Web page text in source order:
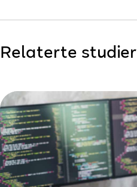
Relaterte studier